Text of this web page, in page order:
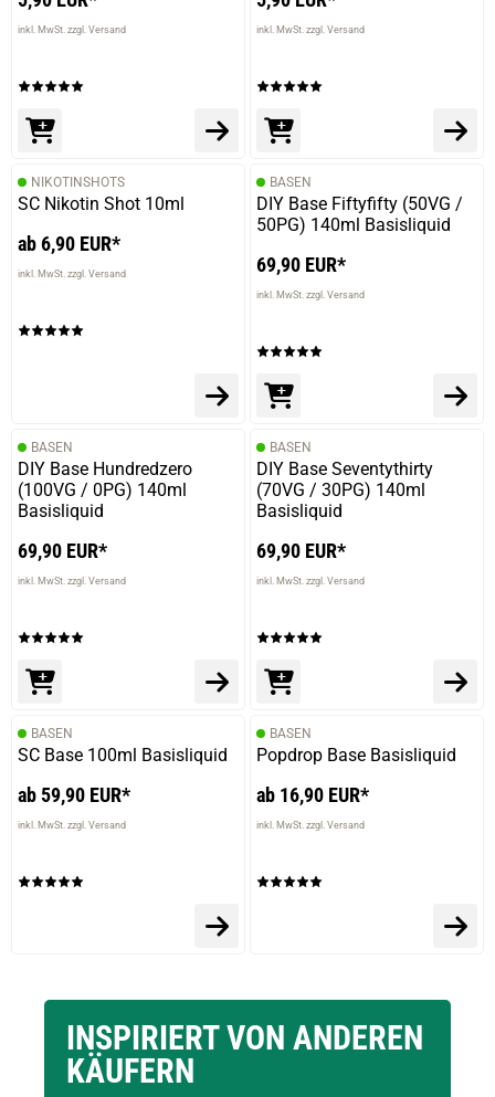
inkl. MwSt. zzgl. Versand inkl. MwSt. zzgl. Versand
NIKOTINSHOTS
SC Nikotin Shot 10ml
ab 6,90 EUR*
inkl. MwSt. zzgl. Versand
BASEN
DIY Base Fiftyfifty (50VG /
50PG) 140ml Basisliquid
69,90 EUR*
inkl. MwSt. zzgl. Versand
BASEN
DIY Base Hundredzero
(100VG / 0PG) 140ml
Basisliquid
69,90 EUR*
inkl. MwSt. zzgl. Versand
BASEN
DIY Base Seventythirty
(70VG / 30PG) 140ml
Basisliquid
69,90 EUR*
inkl. MwSt. zzgl. Versand
BASEN
SC Base 100ml Basisliquid
ab 59,90 EUR*
inkl. MwSt. zzgl. Versand
BASEN
Popdrop Base Basisliquid
ab 16,90 EUR*
inkl. MwSt. zzgl. Versand
INSPIRIERT VON ANDEREN
KÄUFERN